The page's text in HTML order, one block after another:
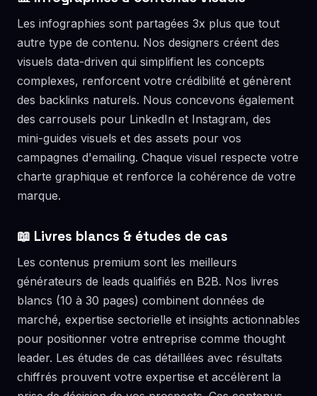
Les infographies sont partagées 3x plus que tout
autre type de contenu. Nos designers créent des
visuels data-driven qui simplifient les concepts
complexes, renforcent votre crédibilité et génèrent
des backlinks naturels. Nous concevons également
des carrousels pour LinkedIn et Instagram, des
mini-guides visuels et des assets pour vos
campagnes d'emailing. Chaque visuel respecte votre
charte graphique et renforce la cohérence de votre
marque.
📖 Livres blancs & études de cas
Les contenus premium sont les meilleurs
générateurs de leads qualifiés en B2B. Nos livres
blancs (10 à 30 pages) combinent données de
marché, expertise sectorielle et insights actionnables
pour positionner votre entreprise comme thought
leader. Les études de cas détaillées avec résultats
chiffrés prouvent votre expertise et accélèrent la